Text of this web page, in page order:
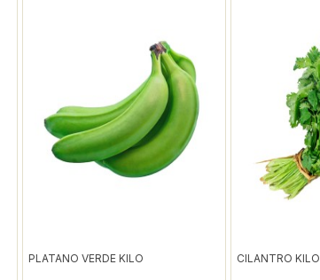
PLATANO VERDE KILO CILANTRO KILO